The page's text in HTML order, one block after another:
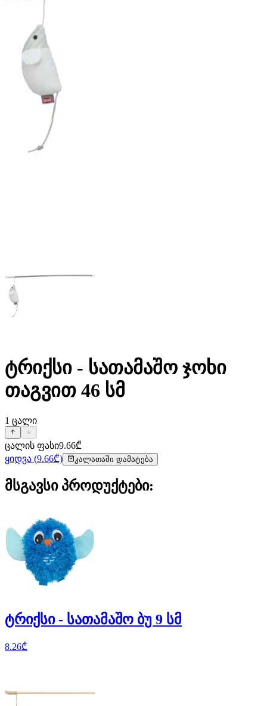
ტრიქსი - სათამაშო ჯოხი
თაგვით 46 სმ
1 ცალი
ცალის ფასი9.66₾
ყიდვა (9.66₾) კალათაში დამატება
მსგავსი პროდუქტები:
ტრიქსი - სათამაშო ბუ 9 სმ
8.26₾